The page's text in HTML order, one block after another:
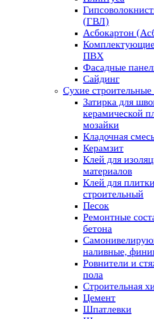
(ГВЛ)
Асбокартон
ПВХ
Фасадные
Сайдинг
Сухие
Затирка для
керамической
мозайки
Кладочная
Керамзит
Клей для
материалов
Клей для
строительный
Песок
Ремонтные
бетона
наливные,
Ровнители и
пола
Строительная
Цемент
Шпатлевки